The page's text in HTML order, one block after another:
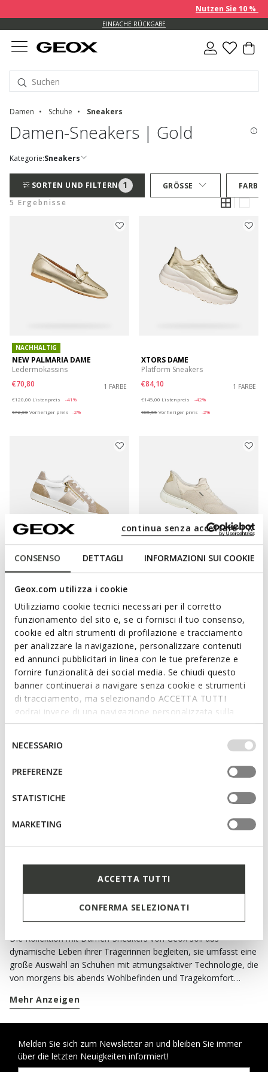
CONSENSO DETTAGLI INFORMAZIONI SUI COOKIE
Geox.com utilizza i cookie
Utilizziamo cookie tecnici necessari per il corretto
funzionamento del sito e, se ci fornisci il tuo consenso,
cookie ed altri strumenti di profilazione e tracciamento
per analizzare la navigazione, personalizzare contenuti
ed annunci pubblicitari in linea con le tue preferenze e
fornire funzionalità dei social media. Se chiudi questo
banner continuerai a navigare senza cookie e strumenti
di tracciamento, ma selezionando ACCETTA TUTTI
godrai invece di una navigazione personalizzata sulla
base dei tuoi gusti ed interessi. Selezionando
IMPOSTAZIONI potrai anche scegliere quali cookies ed
altri strumenti di tracciamento autorizzare. Per maggiori
informazioni o per modificare in qualsiasi momento le
tue impostazioni, visita la nostra
consenso
NECESSARIO
PREFERENZE
STATISTICHE
MARKETING
ACCETTA TUTTI
CONFERMA SELEZIONATI
continua senza accettare | X
Nutzen Sie 10 %
EINFACHE RÜCKGABE
Damen Schuhe Sneakers
Damen-Sneakers | Gold
Kategorie:Sneakers
SORTEN UND FILTERN 1 GRÖSSE
FARBE
5 Ergebnisse
NACHHALTIG
NEW PALMARIA DAME
Ledermokassins
€70,80
1 FARBE
€120,00 Listenpreis
-41%
€72,00Vorheriger preis -2%
XTORS DAME
Platform Sneakers
€84,10
1 FARBE
€145,00 Listenpreis
-42%
€85,55Vorheriger preis -2%
Niedrige Sneakers
€63,96
1 FARBE
Price reduced from
€99,95 Listenpreis
-36%
€64,96Vorheriger preis -2%
€88,20
Price reduced from
€140,00Listenpreis
-37%
€89,60Vorheriger preis -2%
SNAKE ORIGINAL DAME
€130,00
DER GESAMTE TRAGEKOMFORT DER
SNEAKERS VON GEOX
Die Kollektion mit Damen-Sneakers von Geox soll das
dynamische Leben ihrer Trägerinnen begleiten, sie umfasst eine
große Auswahl an Schuhen mit atmungsaktiver Technologie, die
von morgens bis abends Wohlbefinden und Tragekomfort
um ihre lässigen Looks zu vervollständigen. Zu jeder Jahreszeit
wasserdichten Schuhe verlassen können, die eine einzigartige
Mischung aus Schutz und Stil bieten. Um von einem Termin zum
Mehr Anzeigen
Melden Sie sich zum Newsletter an und bleiben Sie immer
über die letzten Neuigkeiten informiert!